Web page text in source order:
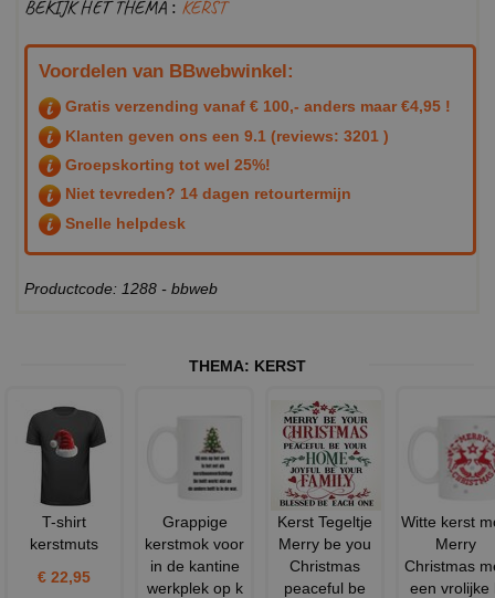
BEKIJK HET THEMA : KERST
Voordelen van BBwebwinkel:
Gratis verzending vanaf € 100,- anders maar €4,95 !
Klanten geven ons een 9.1 (reviews: 3201 )
Groepskorting tot wel 25%!
Niet tevreden? 14 dagen retourtermijn
Snelle helpdesk
Productcode: 1288 - bbweb
THEMA: KERST
T-shirt
kerstmuts
€ 22,95
Grappige
kerstmok voor
in de kantine
werkplek op k
Kerst Tegeltje
Merry be you
Christmas
peaceful be
Witte kerst
Merry
Christmas
een vrolijke